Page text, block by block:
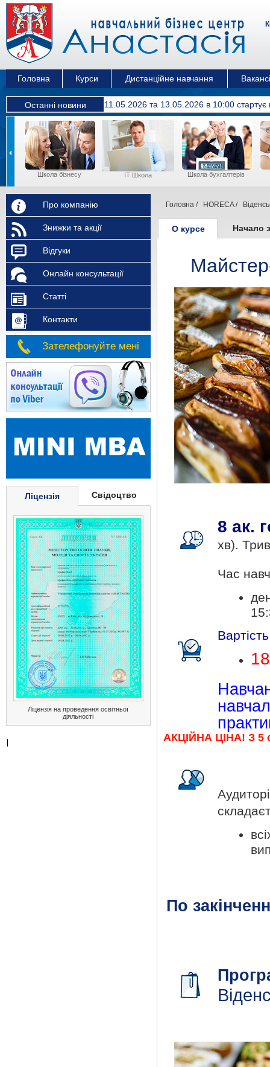
Головна Курси Дистанційне навчання
Останні новини 11.05.2026 та 13.05.2026 в 10:00
Школа бізнесу IT Школа Школа бухгалтерів
Про компанію
Знижки та акції
Відгуки
Онлайн консультації
Статті
Контакти
Зателефонуйте мені
Ліцензія Свідоцтво
Ліцензія на проведення освітньої
діяльності
Головна / HORECA /
О курсе Начало
8 ак.
хв).
Час
АКЦІЙНА ЦІНА! З 5
По